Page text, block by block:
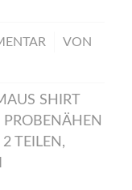
/
VON
SHIRT
PROBENÄHEN
TEILEN ,